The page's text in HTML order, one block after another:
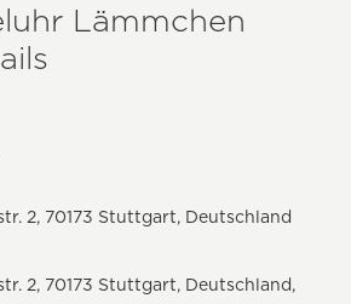
Lämmchen
2, 70173 Stuttgart, Deutschland
2, 70173 Stuttgart, Deutschland,